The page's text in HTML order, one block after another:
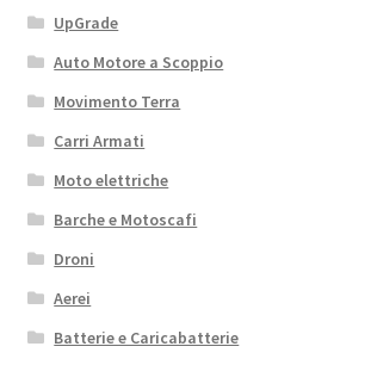
UpGrade
Auto Motore a Scoppio
Movimento Terra
Carri Armati
Moto elettriche
Barche e Motoscafi
Droni
Aerei
Batterie e Caricabatterie